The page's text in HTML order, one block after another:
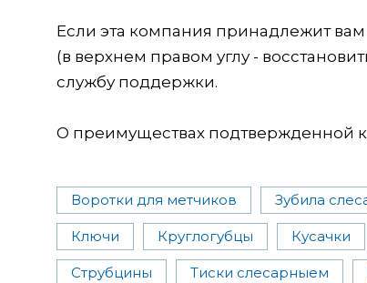
Если эта компания принадлежит
(в верхнем правом углу -
службу поддержки.
О преимуществах подтвержденной
Воротки для метчиков Зубила
Ключи Круглогубцы Кусачки
Струбцины Тиски слесарныем